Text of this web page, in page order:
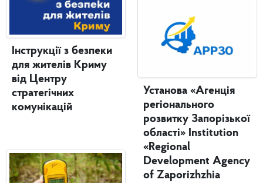
Інструкції з безпеки
для жителів Криму
від Центру
стратегічних
комунікацій
Установа «Агенція
регіонального
розвитку Запорізької
області» Institution
«Regional
Development Agency
of Zaporizhzhia